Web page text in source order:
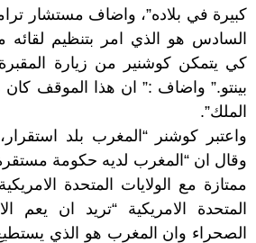
كبيرة في بلاده”، واضاف مستشار
السادس هو الذي امر بتنظيم لقائه
كي يتمكن كوشنير من زيارة
بينتو.” واضاف :” ان هذا الموقف
الملك”.
واعتبر كوشنر “المغرب بلد
وقال ان “المغرب لديه حكومة
ممتازة مع الولايات المتحدة
المتحدة الامريكية “تريد ان يعم
الصحراء وان المغرب هو الذي